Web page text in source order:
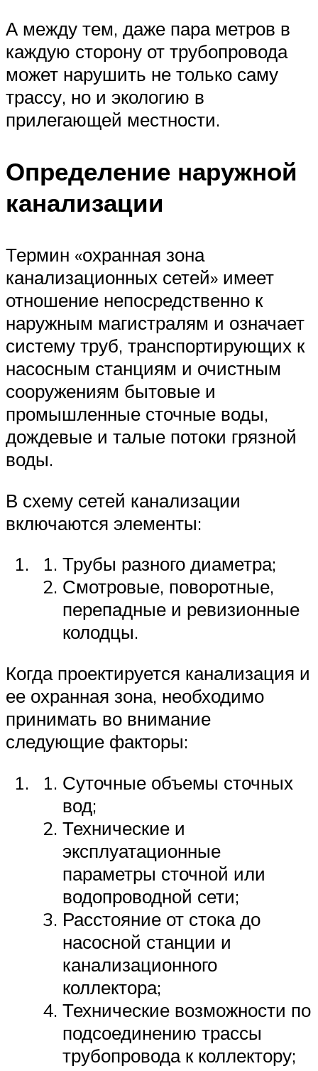
А между тем, даже пара метров в
каждую сторону от трубопровода
может нарушить не только саму
трассу, но и экологию в
прилегающей местности.
Определение наружной
канализации
Термин «охранная зона
канализационных сетей» имеет
отношение непосредственно к
наружным магистралям и означает
систему труб, транспортирующих к
насосным станциям и очистным
сооружениям бытовые и
промышленные сточные воды,
дождевые и талые потоки грязной
воды.
В схему сетей канализации
включаются элементы:
Трубы разного диаметра;
Смотровые, поворотные,
перепадные и ревизионные
колодцы.
Когда проектируется канализация и
ее охранная зона, необходимо
принимать во внимание
следующие факторы:
Суточные объемы сточных
вод;
Технические и
эксплуатационные
параметры сточной или
водопроводной сети;
Расстояние от стока до
насосной станции и
канализационного
коллектора;
Технические возможности по
подсоединению трассы
трубопровода к коллектору;